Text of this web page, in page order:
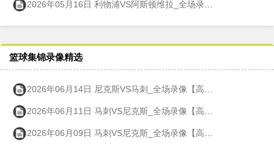
2026年05月16日 利物浦VS阿斯顿维拉_全场录像【高清回放】
篮球集锦录像精选
2026年06月14日 尼克斯VS马刺_全场录像【高清回放】
2026年06月11日 马刺VS尼克斯_全场录像【高清回放】
2026年06月09日 马刺VS尼克斯_全场录像【高清回放】